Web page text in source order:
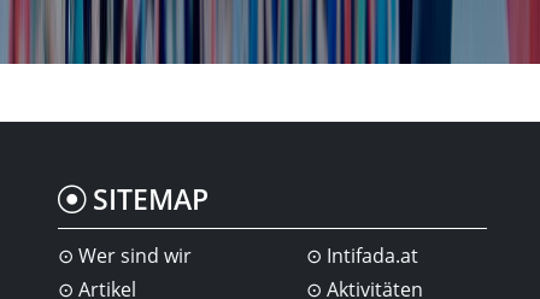
SITEMAP
Wer sind wir
Artikel
Intifada.at
Aktivitäten